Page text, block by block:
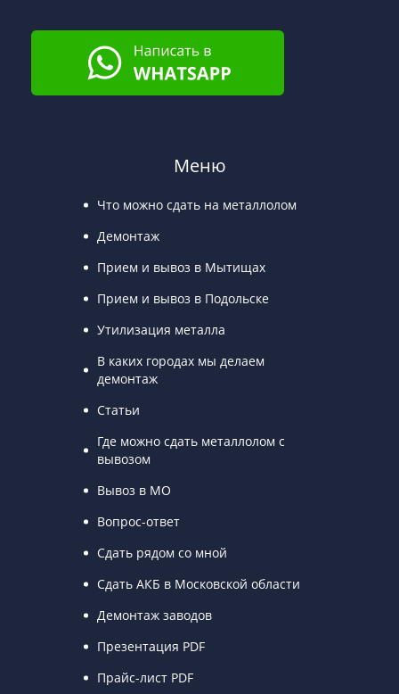
Меню
Что можно сдать на металлолом
Демонтаж
Прием и вывоз в Мытищах
Прием и вывоз в Подольске
Утилизация металла
В каких городах мы делаем
демонтаж
Статьи
Где можно сдать металлолом с
вывозом
Вывоз в МО
Вопрос-ответ
Сдать рядом со мной
Сдать АКБ в Московской области
Демонтаж заводов
Презентация PDF
Прайс-лист PDF